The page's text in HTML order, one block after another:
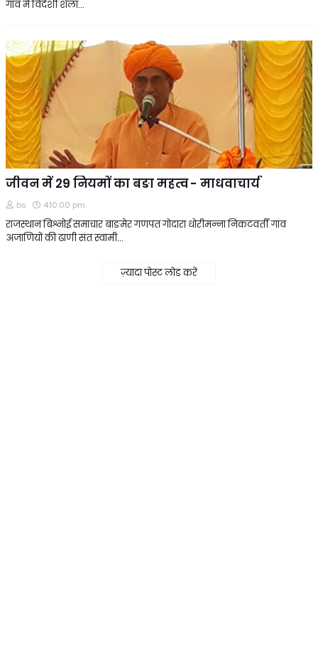
गांव मे विदेशी शैला…
जीवन में 29 नियमों का बङा महत्व - माधवाचार्य
bs 4:10:00 pm
राजस्थान बिश्नोई समाचार बाङमेर गणपत गोदारा धोरीमन्ना निकटवर्ती गांव
अजाणियों की ढाणी संत स्वामी…
ज़्यादा पोस्ट लोड करें